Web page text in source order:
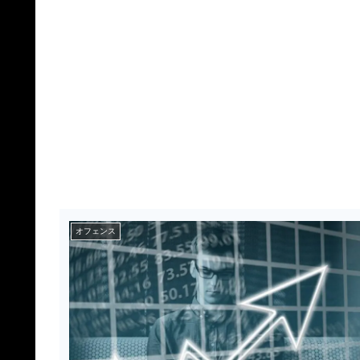
オフェンス